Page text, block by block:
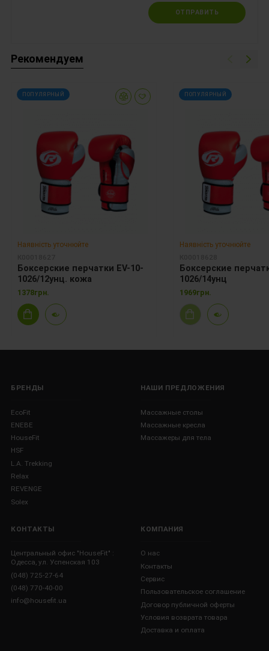
ОТПРАВИТЬ
Рекомендуем
ПОПУЛЯРНЫЙ
Наявність уточнюйте
Боксерские перчатки EV-10-
1026/12унц. кожа
1378грн.
ПОПУЛЯРНЫЙ
Наявність уточнюйте
Боксерские
1026/14унц
1969грн.
БРЕНДЫ
EcoFit
ENEBE
HouseFit
HSF
L.A. Trekking
Relax
REVENGE
Solex
НАШИ ПРЕДЛОЖЕНИЯ
Массажные столы
Массажные кресла
Массажеры для тела
КОНТАКТЫ
Центральный офис "HouseFit" :
Одесса, ул. Успенская 103
(048) 725-27-64
(048) 770-40-00
info@housefit.ua
КОМПАНИЯ
О нас
Контакты
Сервис
Пользовательское соглашение
Договор публичной оферты
Условия возврата товара
Доставка и оплата